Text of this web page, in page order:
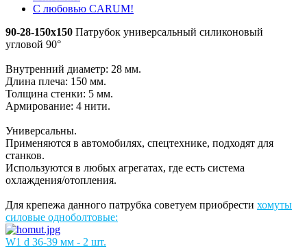
С любовью CARUM!
90-28-150x150 Патрубок универсальный силиконовый
угловой 90°
Внутренний диаметр: 28 мм.
Длина плеча: 150 мм.
Толщина стенки: 5 мм.
Армирование: 4 нити.
Универсальны.
Применяются в автомобилях, спецтехнике, подходят для
станков.
Используются в любых агрегатах, где есть система
охлаждения/отопления.
Для крепежа данного патрубка советуем приобрести хомуты
силовые одноболтовые:
W1 d 36-39 мм - 2 шт.